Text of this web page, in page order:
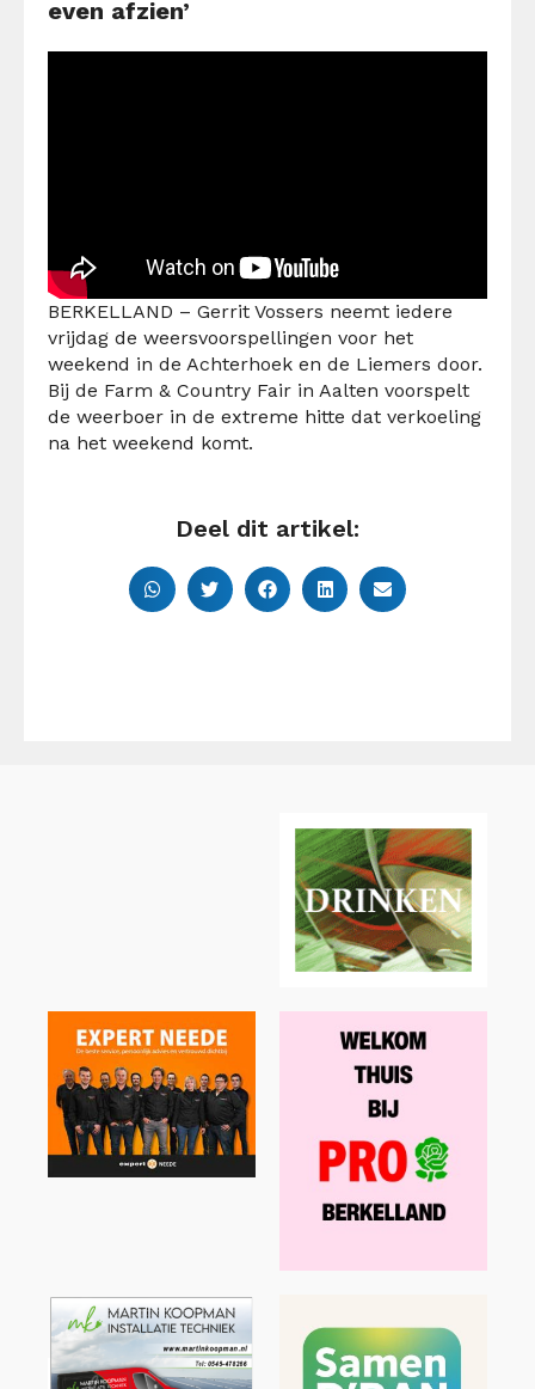
even afzien’
BERKELLAND – Gerrit Vossers neemt iedere
vrijdag de weersvoorspellingen voor het
weekend in de Achterhoek en de Liemers door.
Bij de Farm & Country Fair in Aalten voorspelt
de weerboer in de extreme hitte dat verkoeling
na het weekend komt.
Deel dit artikel: